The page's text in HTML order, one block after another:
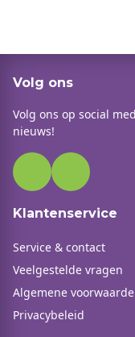
Volg ons
Volg ons op social
nieuws!
Klantenservice
Service & contact
Veelgestelde vragen
Algemene
Privacybeleid